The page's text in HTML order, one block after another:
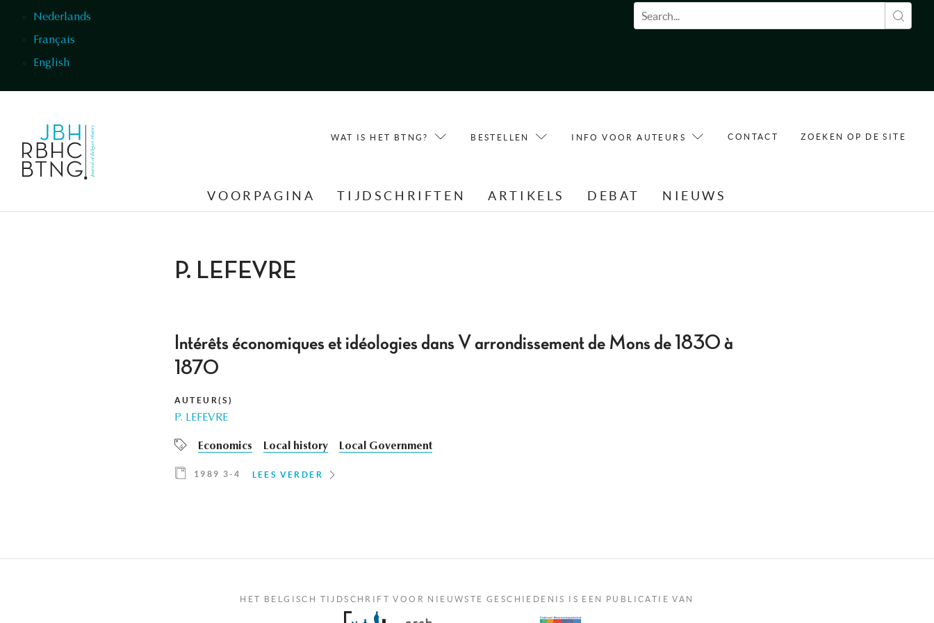
Nederlands
Français
English
Zoekveld
WAT IS HET BTNG? BESTELLEN INFO VOOR AUTEURS CONTACT ZOEKEN OP DE SITE
VOORPAGINA TIJDSCHRIFTEN ARTIKELS DEBAT NIEUWS
P. LEFEVRE
Intérêts économiques et idéologies dans V arrondissement de Mons de 1830 à
1870
AUTEUR(S)
P. LEFEVRE
Economics Local history Local Government
1989 3-4 LEES VERDER
HET BELGISCH TIJDSCHRIFT VOOR NIEUWSTE GESCHIEDENIS IS EEN PUBLICATIE VAN